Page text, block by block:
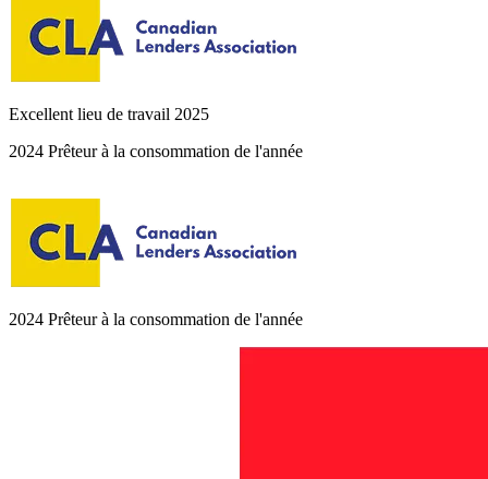
Excellent lieu de travail 2025
2024 Prêteur à la consommation de l'année
2024 Prêteur à la consommation de l'année